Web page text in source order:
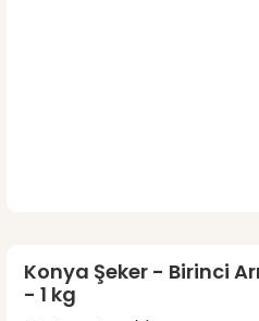
Konya Şeker - Birinci
- 1 kg